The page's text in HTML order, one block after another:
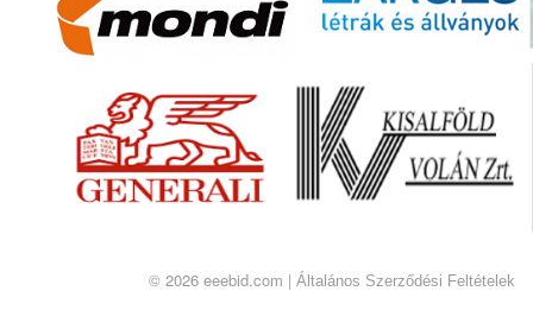
© 2026 eeebid.com | Általános Szerződési Feltételek